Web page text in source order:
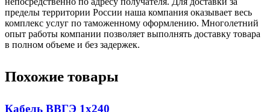
пределы территории России наша компания оказывает весь
комплекс услуг по таможенному оформлению. Многолетний
опыт работы компании позволяет выполнять доставку товара
в полном объеме и без задержек.
Похожие товары
Кабель ВВГЭ 1х240